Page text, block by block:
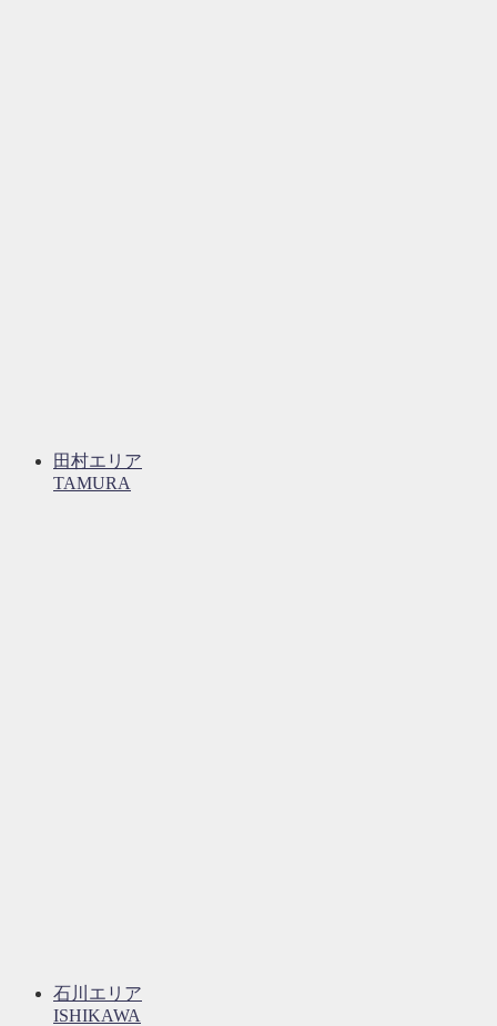
田村エリア
TAMURA
石川エリア
ISHIKAWA